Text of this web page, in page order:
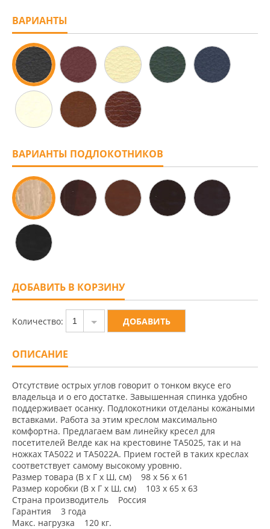
ВАРИАНТЫ
ВАРИАНТЫ ПОДЛОКОТНИКОВ
ДОБАВИТЬ В КОРЗИНУ
Количество: 1
ОПИСАНИЕ
Отсутствие острых углов говорит о тонком вкусе его
владельца и о его достатке. Завышенная спинка удобно
поддерживает осанку. Подлокотники отделаны кожаными
вставками. Работа за этим креслом максимально
комфортна. Предлагаем вам линейку кресел для
посетителей Велде как на крестовине ТА5025, так и на
ножках ТА5022 и ТА5022А. Прием гостей в таких креслах
соответствует самому высокому уровню.
Размер товара (В x Г x Ш, см) 98 x 56 x 61
Размер коробки (В x Г x Ш, см) 103 x 65 x 63
Страна производитель Россия
Гарантия 3 года
Макс. нагрузка 120 кг.